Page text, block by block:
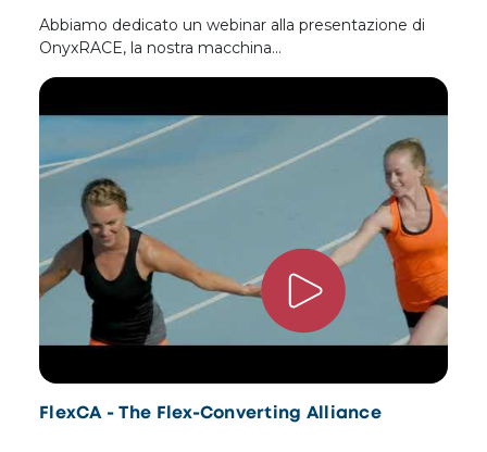
Abbiamo dedicato un webinar alla presentazione di
OnyxRACE, la nostra macchina…
FlexCA - The Flex-Converting Alliance